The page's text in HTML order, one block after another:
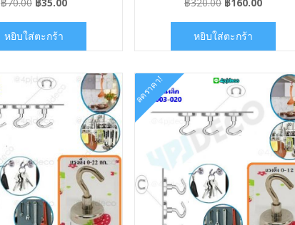
was:
หยิบใส่ตะกร้า
was:
หยิบใส่ตะกร้า
ลดราคา!